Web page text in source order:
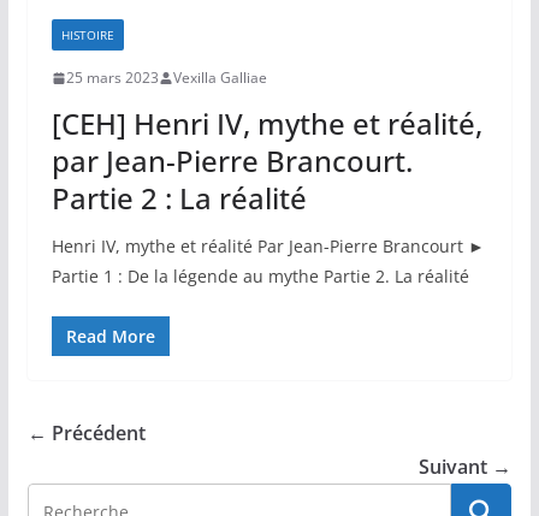
HISTOIRE
25 mars 2023 Vexilla Galliae
[CEH] Henri IV, mythe et réalité,
par Jean-Pierre Brancourt.
Partie 2 : La réalité
Henri IV, mythe et réalité Par Jean-Pierre Brancourt ►
Partie 1 : De la légende au mythe Partie 2. La réalité
Read More
← Précédent
Suivant →